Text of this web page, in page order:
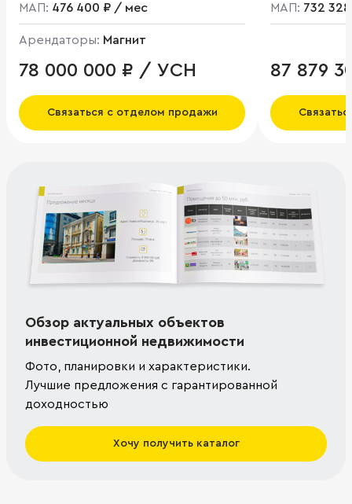
МАП: 476 400 ₽ / мес
Арендаторы: Магнит
78 000 000 ₽ / УСН
Связаться с отделом продажи
МАП: 732
87 879
Обзор актуальных объектов
инвестиционной недвижимости
Фото, планировки и характеристики.
Лучшие предложения с гарантированной
доходностью
Хочу получить каталог